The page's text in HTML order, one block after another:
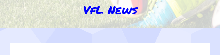
VfL News